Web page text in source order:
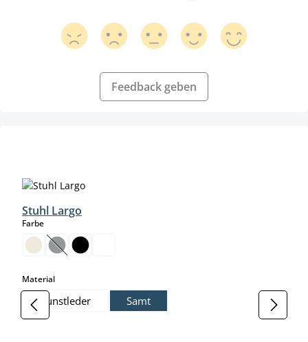
Feedback geben
Stuhl Largo
Farbeauswählen
(Diese Option ist zurzeit nicht verfügbar.)
Materialauswählen
Kunstleder Samt